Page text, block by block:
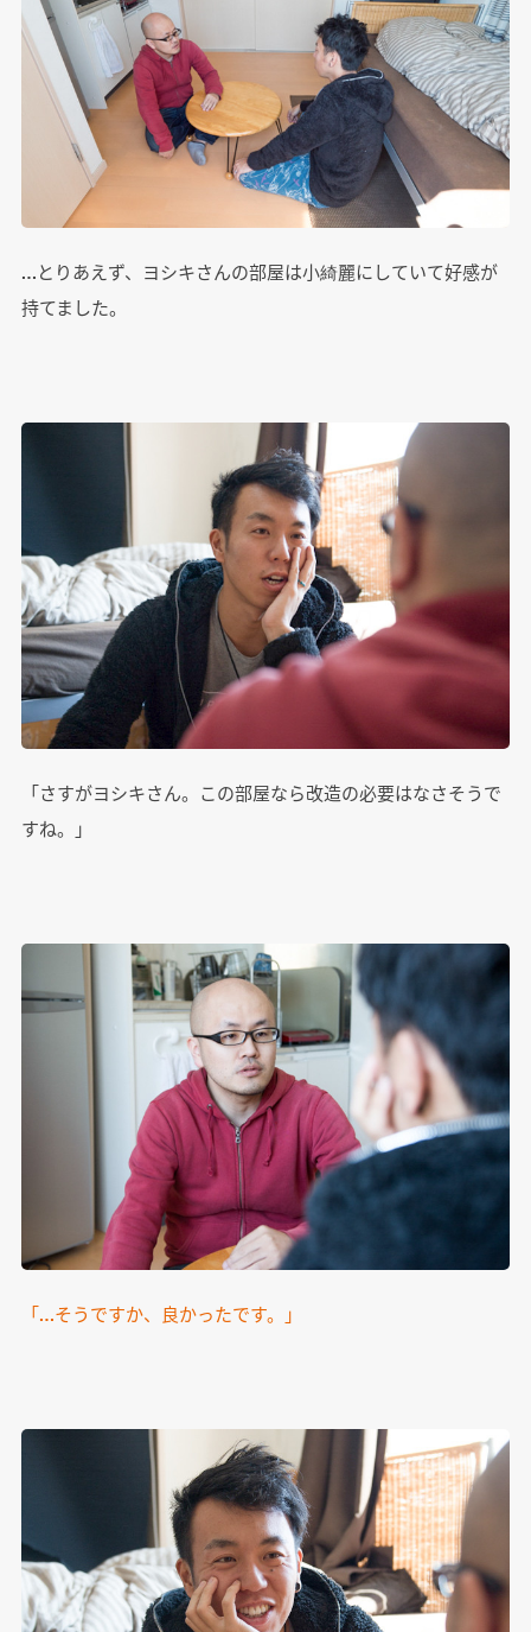
…とりあえず、ヨシキさんの部屋は小綺麗にしていて好感が
持てました。
「さすがヨシキさん。この部屋なら改造の必要はなさそうで
すね。」
「…そうですか、良かったです。」